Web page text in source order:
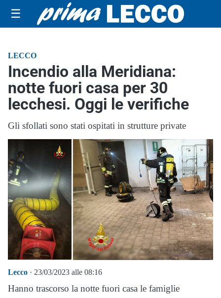
☰
LECCO
Incendio alla Meridiana:
notte fuori casa per 30
lecchesi. Oggi le verifiche
Gli sfollati sono stati ospitati in strutture private
Lecco · 23/03/2023 alle 08:16
Hanno trascorso la notte fuori casa le famiglie